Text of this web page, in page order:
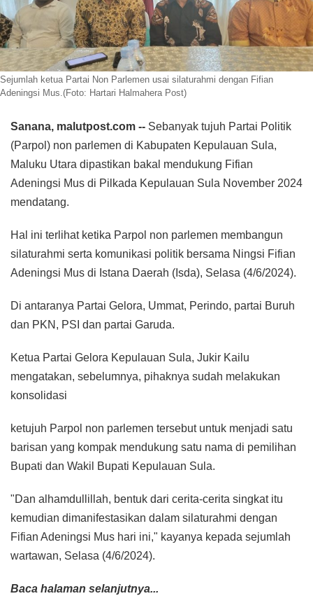
Sejumlah ketua Partai Non Parlemen usai silaturahmi dengan Fifian
Adeningsi Mus.(Foto: Hartari Halmahera Post)
Sanana, malutpost.com -- Sebanyak tujuh Partai Politik
(Parpol) non parlemen di Kabupaten Kepulauan Sula,
Maluku Utara dipastikan bakal mendukung Fifian
Adeningsi Mus di Pilkada Kepulauan Sula November 2024
mendatang.
Hal ini terlihat ketika Parpol non parlemen membangun
silaturahmi serta komunikasi politik bersama Ningsi Fifian
Adeningsi Mus di Istana Daerah (Isda), Selasa (4/6/2024).
Di antaranya Partai Gelora, Ummat, Perindo, partai Buruh
dan PKN, PSI dan partai Garuda.
Ketua Partai Gelora Kepulauan Sula, Jukir Kailu
mengatakan, sebelumnya, pihaknya sudah melakukan
konsolidasi
ketujuh Parpol non parlemen tersebut untuk menjadi satu
barisan yang kompak mendukung satu nama di pemilihan
Bupati dan Wakil Bupati Kepulauan Sula.
"Dan alhamdullillah, bentuk dari cerita-cerita singkat itu
kemudian dimanifestasikan dalam silaturahmi dengan
Fifian Adeningsi Mus hari ini," kayanya kepada sejumlah
wartawan, Selasa (4/6/2024).
Baca halaman selanjutnya...